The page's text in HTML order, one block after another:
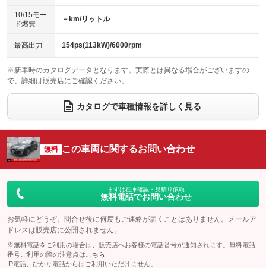
ベンチシート
：装備なし
チップアップシート
：装備なし
：装備なし ：装備なし
ウォークスルー
：装備なし
電動リアゲート フロントカメラ
：装備なし
：装備なし ：装備なし
サイドカメラ
：装備なし ルーフレール
：装備なし
：装備なし
：装備なし
10/15モー
ド燃費
－km/リットル
最高出力 154ps(113kW)/6000rpm
※新車時のカタログデータとなります。実際とは異なる場合がございますの
で、詳細は販売店にご確認ください。
カタログで車種情報を詳しく見る
無料 この車両に関するお問い合わせ
まずは在庫確認・見積り依頼
無料電話でお問い合わせ
お気軽にどうぞ。問合せ後に何度もご連絡が届くことはありません。メールア
ドレスは販売店に公開されません。
※無料電話をご利用の場合は、販売店へお客様の電話番号が通知されます。無料電話
番号ご利用の際の注意点は こちら
IP電話、ひかり電話からはご利用いただけません。